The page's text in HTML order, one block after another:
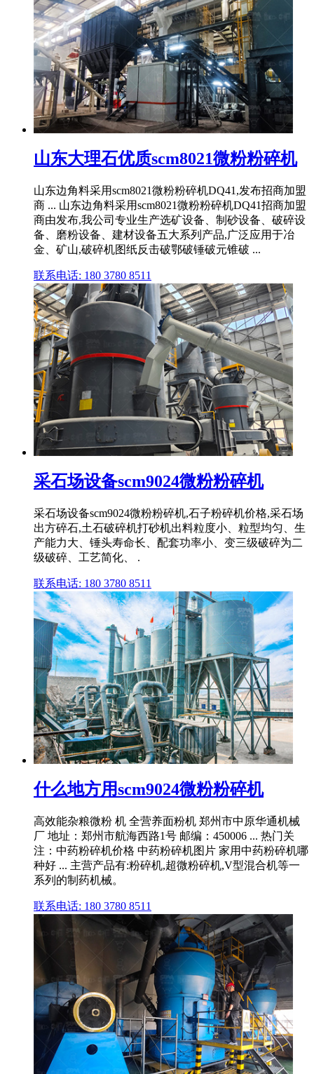
山东大理石优质scm8021微粉粉碎机
山东边角料采用scm8021微粉粉碎机DQ41,发布招商加盟
商 ... 山东边角料采用scm8021微粉粉碎机DQ41招商加盟
商由发布,我公司专业生产选矿设备、制砂设备、破碎设
备、磨粉设备、建材设备五大系列产品,广泛应用于冶
金、矿山,破碎机图纸反击破鄂破锤破元锥破 ...
联系电话: 180 3780 8511
采石场设备scm9024微粉粉碎机
采石场设备scm9024微粉粉碎机,石子粉碎机价格,采石场
出方碎石,土石破碎机打砂机出料粒度小、粒型均匀、生
产能力大、锤头寿命长、配套功率小、变三级破碎为二
级破碎、工艺简化、 .
联系电话: 180 3780 8511
什么地方用scm9024微粉粉碎机
高效能杂粮微粉 机 全营养面粉机 郑州市中原华通机械
厂 地址：郑州市航海西路1号 邮编：450006 ... 热门关
注：中药粉碎机价格 中药粉碎机图片 家用中药粉碎机哪
种好 ... 主营产品有:粉碎机,超微粉碎机,V型混合机等一
系列的制药机械。
联系电话: 180 3780 8511